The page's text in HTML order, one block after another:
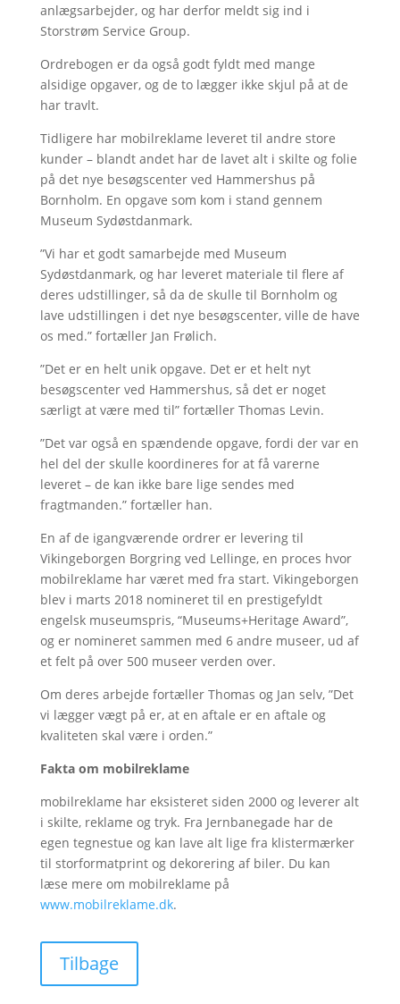
anlægsarbejder, og har derfor meldt sig ind i
Storstrøm Service Group.
Ordrebogen er da også godt fyldt med mange
alsidige opgaver, og de to lægger ikke skjul på at de
har travlt.
Tidligere har mobilreklame leveret til andre store
kunder – blandt andet har de lavet alt i skilte og folie
på det nye besøgscenter ved Hammershus på
Bornholm. En opgave som kom i stand gennem
Museum Sydøstdanmark.
”Vi har et godt samarbejde med Museum
Sydøstdanmark, og har leveret materiale til flere af
deres udstillinger, så da de skulle til Bornholm og
lave udstillingen i det nye besøgscenter, ville de have
os med.” fortæller Jan Frølich.
”Det er en helt unik opgave. Det er et helt nyt
besøgscenter ved Hammershus, så det er noget
særligt at være med til” fortæller Thomas Levin.
”Det var også en spændende opgave, fordi der var en
hel del der skulle koordineres for at få varerne
leveret – de kan ikke bare lige sendes med
fragtmanden.” fortæller han.
En af de igangværende ordrer er levering til
Vikingeborgen Borgring ved Lellinge, en proces hvor
mobilreklame har været med fra start. Vikingeborgen
blev i marts 2018 nomineret til en prestigefyldt
engelsk museumspris, “Museums+Heritage Award”,
og er nomineret sammen med 6 andre museer, ud af
et felt på over 500 museer verden over.
Om deres arbejde fortæller Thomas og Jan selv, ”Det
vi lægger vægt på er, at en aftale er en aftale og
kvaliteten skal være i orden.”
Fakta om mobilreklame
mobilreklame har eksisteret siden 2000 og leverer alt
i skilte, reklame og tryk. Fra Jernbanegade har de
egen tegnestue og kan lave alt lige fra klistermærker
til storformatprint og dekorering af biler. Du kan
læse mere om mobilreklame på
www.mobilreklame.dk.
Tilbage